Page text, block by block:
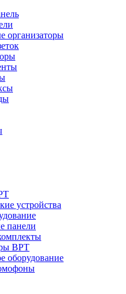
организаторы
устройства
панели
BPT
оборудование